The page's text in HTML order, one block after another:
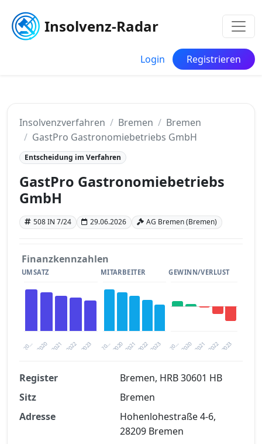
Insolvenz-Radar
Login Registrieren
Insolvenzverfahren Bremen
Bremen
GastPro Gastronomiebetriebs GmbH
Entscheidung im Verfahren
GastPro Gastronomiebetriebs
GmbH
508 IN 7/24 29.06.2026 AG Bremen (Bremen)
Finanzkennzahlen
UMSATZ
20… 2021 2023
2020 2022
MITARBEITER
20… 2021 2023
2020 2022
GEWINN/VERLUST
20… 2021 2023
2020 2022
Finanzkennzahlen nach kostenloser
Registrierung verfügbar
Jetzt kostenlos registrieren
Register
Bremen, HRB 30601 HB
Sitz
Bremen
Adresse
Hohenlohestraße 4-6,
28209 Bremen